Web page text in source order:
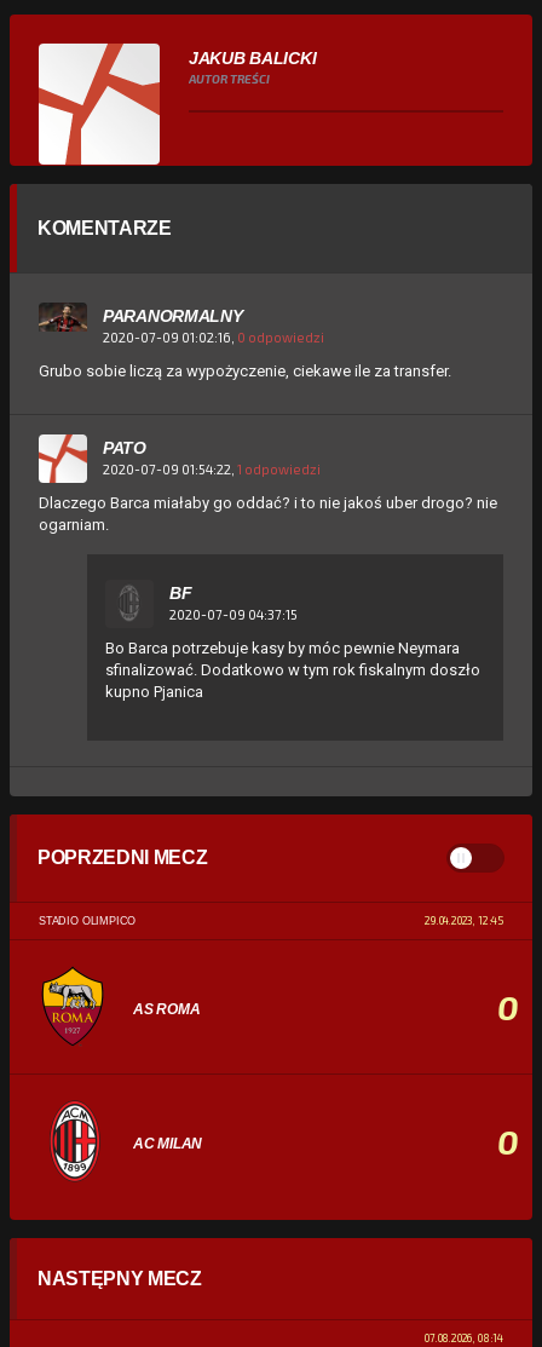
JAKUB BALICKI
AUTOR TREŚCI
KOMENTARZE
PARANORMALNY
2020-07-09 01:02:16, 0 odpowiedzi
Grubo sobie liczą za wypożyczenie, ciekawe ile za transfer.
PATO
2020-07-09 01:54:22, 1 odpowiedzi
Dlaczego Barca miałaby go oddać? i to nie jakoś uber drogo? nie
ogarniam.
BF
2020-07-09 04:37:15
Bo Barca potrzebuje kasy by móc pewnie Neymara
sfinalizować. Dodatkowo w tym rok fiskalnym doszło
kupno Pjanica
POPRZEDNI MECZ
STADIO OLIMPICO 29.04.2023, 12:45
AS ROMA 0
AC MILAN 0
STATYSTYKI
0% 100%
NASTĘPNY MECZ
07.08.2026, 08:14